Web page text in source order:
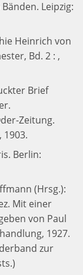
Leipzig:
Heinrich von
Bd. 2 : ,
Brief
Zeitung.
Berlin:
(Hrsg.):
Mit einer
von Paul
1927.
zur